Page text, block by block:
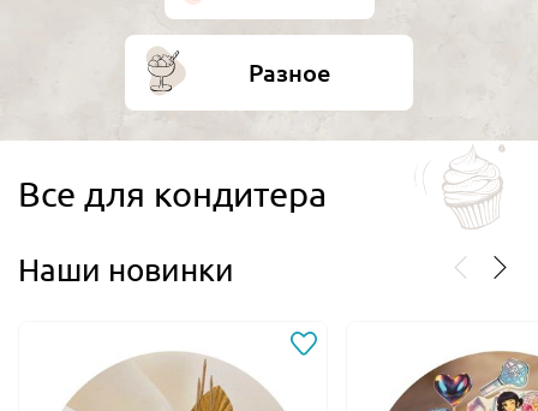
Разное
Все для кондитера
Наши новинки